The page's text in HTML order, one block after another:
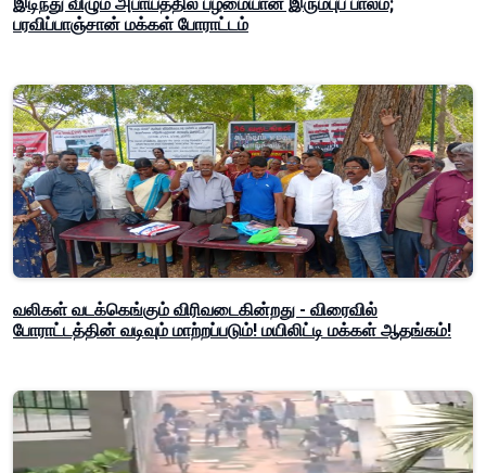
பரவிப்பாஞ்சான் மக்கள் போராட்டம்
வலிகள் வடக்கெங்கும் விரிவடைகின்றது - விரைவில்
போராட்டத்தின் வடிவும் மாற்றப்படும்! மயிலிட்டி மக்கள் ஆதங்கம்!